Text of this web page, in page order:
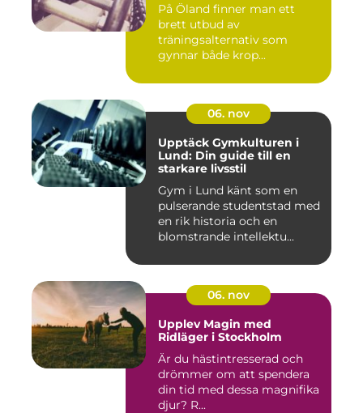
På Öland finner man ett
brett utbud av
träningsalternativ som
gynnar både krop...
06. nov
Upptäck Gymkulturen i
Lund: Din guide till en
starkare livsstil
Gym i Lund känt som en
pulserande studentstad med
en rik historia och en
blomstrande intellektu...
06. nov
Upplev Magin med
Ridläger i Stockholm
Är du hästintresserad och
drömmer om att spendera
din tid med dessa magnifika
djur? R...